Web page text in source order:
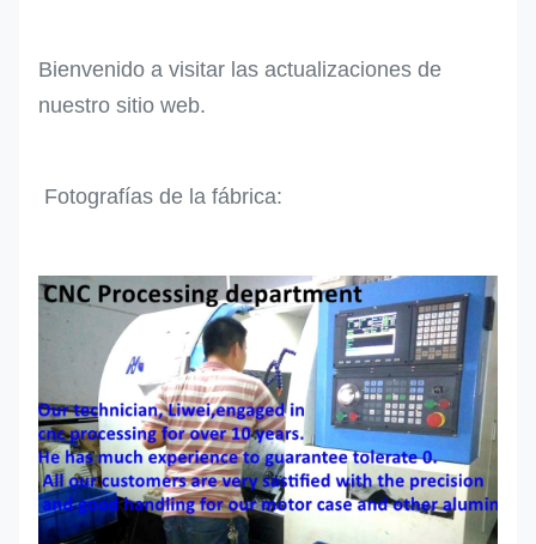
Bienvenido a visitar las actualizaciones de
nuestro sitio web.
Fotografías de la fábrica: